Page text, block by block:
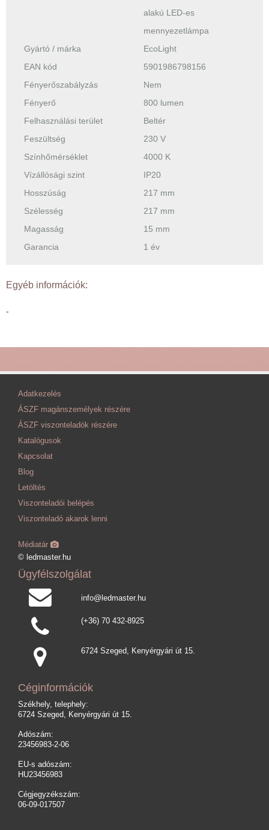
alakú LED-es
mennyezetlámpa
Gyártó / márka
EcoLight
EAN kód
5901986798156
Fényerőszabályzás
Nem
Fényerő
800 lumen
Felhasználási terület
Beltér
Feszültség
230 V
Színhőmérséklet
4000 K
Vízállósági szint
IP20
Hosszúság
217 mm
Szélesség
217 mm
Magasság
15 mm
Garancia
1 év
Egyéb információk:
-
Adatkezelés
ÁSZF magánszemélyek részére
ÁSZF viszonteladók részére
Katalógusok
Kapcsolat
Blog
Letöltés
Viszonteladói belépés
Viszonteladó akarok lenni
Médiatár
© ledmaster.hu
Ügyfélszolgálat
info@ledmaster.hu
(+36) 70 432-8925
6724 Szeged, Kenyérgyári út 15.
Céginformációk
Székhely, telephely:
6724 Szeged, Kenyérgyári út 15.
Adószám:
23456983-2-06
EU-s adószám:
HU23456983
Cégjegyzékszám:
06-09-017507